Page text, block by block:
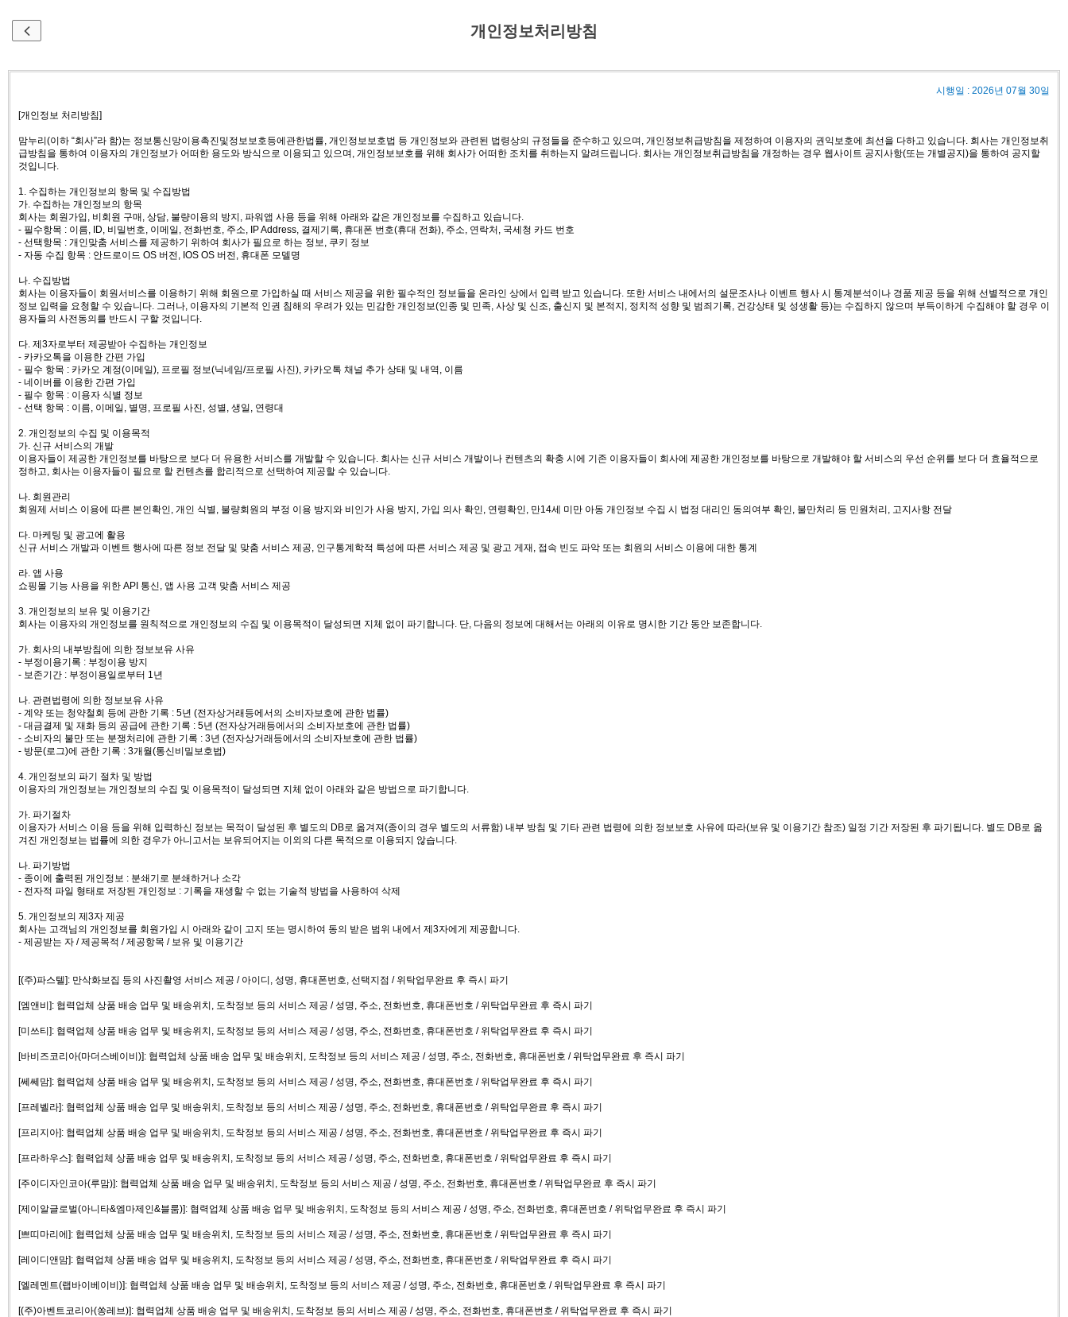
개인정보처리방침
시행일 : 2026년 07월 30일
[개인정보 처리방침]
맘누리(이하 “회사”라 함)는 정보통신망이용촉진및정보보호등에관한법률, 개인정보보호법 등 개인정보와 관련된 법령상의 규정들을 준수하고 있으며, 개인정보취급방침을 제정하여 이용자의 권익보호에 최선을 다하고 있습니다. 회사는 개인정보취
급방침을 통하여 이용자의 개인정보가 어떠한 용도와 방식으로 이용되고 있으며, 개인정보보호를 위해 회사가 어떠한 조치를 취하는지 알려드립니다. 회사는 개인정보취급방침을 개정하는 경우 웹사이트 공지사항(또는 개별공지)을 통하여 공지할
것입니다.
1. 수집하는 개인정보의 항목 및 수집방법
가. 수집하는 개인정보의 항목
회사는 회원가입, 비회원 구매, 상담, 불량이용의 방지, 파워앱 사용 등을 위해 아래와 같은 개인정보를 수집하고 있습니다.
- 필수항목 : 이름, ID, 비밀번호, 이메일, 전화번호, 주소, IP Address, 결제기록, 휴대폰 번호(휴대 전화), 주소, 연락처, 국세청 카드 번호
- 선택항목 : 개인맞춤 서비스를 제공하기 위하여 회사가 필요로 하는 정보, 쿠키 정보
- 자동 수집 항목 : 안드로이드 OS 버전, IOS OS 버전, 휴대폰 모델명
나. 수집방법
회사는 이용자들이 회원서비스를 이용하기 위해 회원으로 가입하실 때 서비스 제공을 위한 필수적인 정보들을 온라인 상에서 입력 받고 있습니다. 또한 서비스 내에서의 설문조사나 이벤트 행사 시 통계분석이나 경품 제공 등을 위해 선별적으로 개인
정보 입력을 요청할 수 있습니다. 그러나, 이용자의 기본적 인권 침해의 우려가 있는 민감한 개인정보(인종 및 민족, 사상 및 신조, 출신지 및 본적지, 정치적 성향 및 범죄기록, 건강상태 및 성생활 등)는 수집하지 않으며 부득이하게 수집해야 할 경우 이
용자들의 사전동의를 반드시 구할 것입니다.
다. 제3자로부터 제공받아 수집하는 개인정보
- 카카오톡을 이용한 간편 가입
- 필수 항목 : 카카오 계정(이메일), 프로필 정보(닉네임/프로필 사진), 카카오톡 채널 추가 상태 및 내역, 이름
- 네이버를 이용한 간편 가입
- 필수 항목 : 이용자 식별 정보
- 선택 항목 : 이름, 이메일, 별명, 프로필 사진, 성별, 생일, 연령대
2. 개인정보의 수집 및 이용목적
가. 신규 서비스의 개발
이용자들이 제공한 개인정보를 바탕으로 보다 더 유용한 서비스를 개발할 수 있습니다. 회사는 신규 서비스 개발이나 컨텐츠의 확충 시에 기존 이용자들이 회사에 제공한 개인정보를 바탕으로 개발해야 할 서비스의 우선 순위를 보다 더 효율적으로
정하고, 회사는 이용자들이 필요로 할 컨텐츠를 합리적으로 선택하여 제공할 수 있습니다.
나. 회원관리
회원제 서비스 이용에 따른 본인확인, 개인 식별, 불량회원의 부정 이용 방지와 비인가 사용 방지, 가입 의사 확인, 연령확인, 만14세 미만 아동 개인정보 수집 시 법정 대리인 동의여부 확인, 불만처리 등 민원처리, 고지사항 전달
다. 마케팅 및 광고에 활용
신규 서비스 개발과 이벤트 행사에 따른 정보 전달 및 맞춤 서비스 제공, 인구통계학적 특성에 따른 서비스 제공 및 광고 게재, 접속 빈도 파악 또는 회원의 서비스 이용에 대한 통계
라. 앱 사용
쇼핑몰 기능 사용을 위한 API 통신, 앱 사용 고객 맞춤 서비스 제공
3. 개인정보의 보유 및 이용기간
회사는 이용자의 개인정보를 원칙적으로 개인정보의 수집 및 이용목적이 달성되면 지체 없이 파기합니다. 단, 다음의 정보에 대해서는 아래의 이유로 명시한 기간 동안 보존합니다.
가. 회사의 내부방침에 의한 정보보유 사유
- 부정이용기록 : 부정이용 방지
- 보존기간 : 부정이용일로부터 1년
나. 관련법령에 의한 정보보유 사유
- 계약 또는 청약철회 등에 관한 기록 : 5년 (전자상거래등에서의 소비자보호에 관한 법률)
- 대금결제 및 재화 등의 공급에 관한 기록 : 5년 (전자상거래등에서의 소비자보호에 관한 법률)
- 소비자의 불만 또는 분쟁처리에 관한 기록 : 3년 (전자상거래등에서의 소비자보호에 관한 법률)
- 방문(로그)에 관한 기록 : 3개월(통신비밀보호법)
4. 개인정보의 파기 절차 및 방법
이용자의 개인정보는 개인정보의 수집 및 이용목적이 달성되면 지체 없이 아래와 같은 방법으로 파기합니다.
가. 파기절차
이용자가 서비스 이용 등을 위해 입력하신 정보는 목적이 달성된 후 별도의 DB로 옮겨져(종이의 경우 별도의 서류함) 내부 방침 및 기타 관련 법령에 의한 정보보호 사유에 따라(보유 및 이용기간 참조) 일정 기간 저장된 후 파기됩니다. 별도 DB로 옮
겨진 개인정보는 법률에 의한 경우가 아니고서는 보유되어지는 이외의 다른 목적으로 이용되지 않습니다.
나. 파기방법
- 종이에 출력된 개인정보 : 분쇄기로 분쇄하거나 소각
- 전자적 파일 형태로 저장된 개인정보 : 기록을 재생할 수 없는 기술적 방법을 사용하여 삭제
5. 개인정보의 제3자 제공
회사는 고객님의 개인정보를 회원가입 시 아래와 같이 고지 또는 명시하여 동의 받은 범위 내에서 제3자에게 제공합니다.
- 제공받는 자 / 제공목적 / 제공항목 / 보유 및 이용기간
[(주)파스텔]: 만삭화보집 등의 사진촬영 서비스 제공 / 아이디, 성명, 휴대폰번호, 선택지점 / 위탁업무완료 후 즉시 파기
[엠앤비]: 협력업체 상품 배송 업무 및 배송위치, 도착정보 등의 서비스 제공 / 성명, 주소, 전화번호, 휴대폰번호 / 위탁업무완료 후 즉시 파기
[미쓰티]: 협력업체 상품 배송 업무 및 배송위치, 도착정보 등의 서비스 제공 / 성명, 주소, 전화번호, 휴대폰번호 / 위탁업무완료 후 즉시 파기
[바비즈코리아(마더스베이비)]: 협력업체 상품 배송 업무 및 배송위치, 도착정보 등의 서비스 제공 / 성명, 주소, 전화번호, 휴대폰번호 / 위탁업무완료 후 즉시 파기
[쎄쎄맘]: 협력업체 상품 배송 업무 및 배송위치, 도착정보 등의 서비스 제공 / 성명, 주소, 전화번호, 휴대폰번호 / 위탁업무완료 후 즉시 파기
[프레벨라]: 협력업체 상품 배송 업무 및 배송위치, 도착정보 등의 서비스 제공 / 성명, 주소, 전화번호, 휴대폰번호 / 위탁업무완료 후 즉시 파기
[프리지아]: 협력업체 상품 배송 업무 및 배송위치, 도착정보 등의 서비스 제공 / 성명, 주소, 전화번호, 휴대폰번호 / 위탁업무완료 후 즉시 파기
[프라하우스]: 협력업체 상품 배송 업무 및 배송위치, 도착정보 등의 서비스 제공 / 성명, 주소, 전화번호, 휴대폰번호 / 위탁업무완료 후 즉시 파기
[주이디자인코아(루맘)]: 협력업체 상품 배송 업무 및 배송위치, 도착정보 등의 서비스 제공 / 성명, 주소, 전화번호, 휴대폰번호 / 위탁업무완료 후 즉시 파기
[제이알글로벌(아니타&엠마제인&블룸)]: 협력업체 상품 배송 업무 및 배송위치, 도착정보 등의 서비스 제공 / 성명, 주소, 전화번호, 휴대폰번호 / 위탁업무완료 후 즉시 파기
[쁘띠마리에]: 협력업체 상품 배송 업무 및 배송위치, 도착정보 등의 서비스 제공 / 성명, 주소, 전화번호, 휴대폰번호 / 위탁업무완료 후 즉시 파기
[레이디앤맘]: 협력업체 상품 배송 업무 및 배송위치, 도착정보 등의 서비스 제공 / 성명, 주소, 전화번호, 휴대폰번호 / 위탁업무완료 후 즉시 파기
[엘레멘트(랩바이베이비)]: 협력업체 상품 배송 업무 및 배송위치, 도착정보 등의 서비스 제공 / 성명, 주소, 전화번호, 휴대폰번호 / 위탁업무완료 후 즉시 파기
[(주)아벤트코리아(쏭레브)]: 협력업체 상품 배송 업무 및 배송위치, 도착정보 등의 서비스 제공 / 성명, 주소, 전화번호, 휴대폰번호 / 위탁업무완료 후 즉시 파기